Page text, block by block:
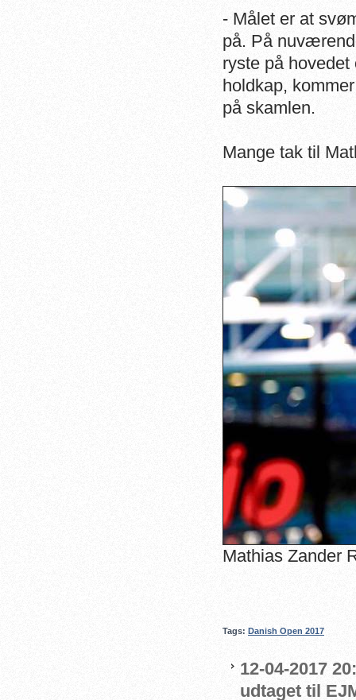
- Målet er at
på. På
ryste på
holdkap,
på skamlen.
Mange tak til
Mathias Zander
Tags: Danish Open 2017
12-04-2017
udtaget til